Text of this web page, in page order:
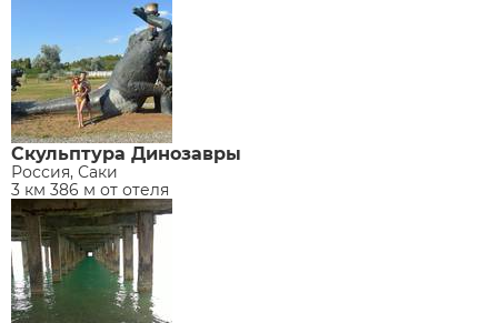
Скульптура Динозавры
Россия, Саки
3 км 386 м от отеля